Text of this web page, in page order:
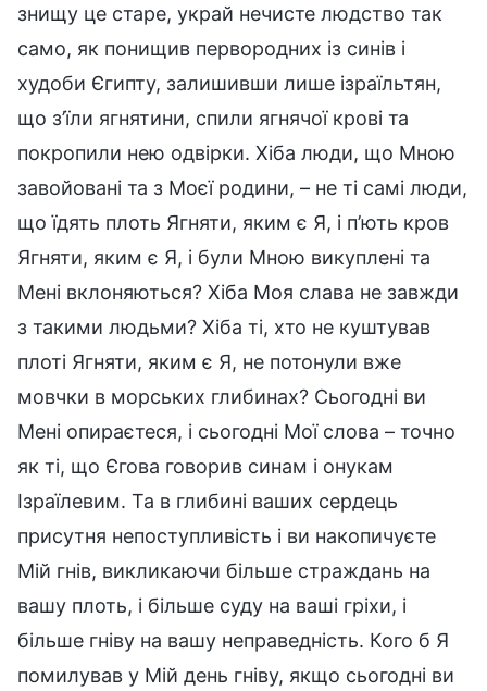
знищу це старе, украй нечисте людство так
само, як понищив первородних із синів і
худоби Єгипту, залишивши лише ізраїльтян,
що з’їли ягнятини, спили ягнячої крові та
покропили нею одвірки. Хіба люди, що Мною
завойовані та з Моєї родини, – не ті самі люди,
що їдять плоть Ягняти, яким є Я, і п’ють кров
Ягняти, яким є Я, і були Мною викуплені та
Мені вклоняються? Хіба Моя слава не завжди
з такими людьми? Хіба ті, хто не куштував
плоті Ягняти, яким є Я, не потонули вже
мовчки в морських глибинах? Сьогодні ви
Мені опираєтеся, і сьогодні Мої слова – точно
як ті, що Єгова говорив синам і онукам
Ізраїлевим. Та в глибині ваших сердець
присутня непоступливість і ви накопичуєте
Мій гнів, викликаючи більше страждань на
вашу плоть, і більше суду на ваші гріхи, і
більше гніву на вашу неправедність. Кого б Я
помилував у Мій день гніву, якщо сьогодні ви